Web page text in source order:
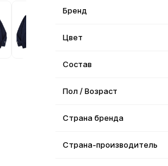
Бренд
Цвет
Состав
Пол / Возраст
Страна бренда
Страна-производитель